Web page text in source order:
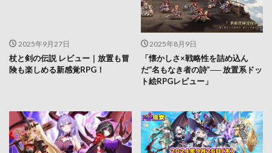
2025年9月27日
杖と剣の伝説 レビュー｜放置も冒
険も楽しめる新感覚RPG！
2025年8月9日
「懐かしさ×戦略性を詰め込ん
だ“名もなき者の詩”── 放置系ドッ
ト絵RPGレビュー」